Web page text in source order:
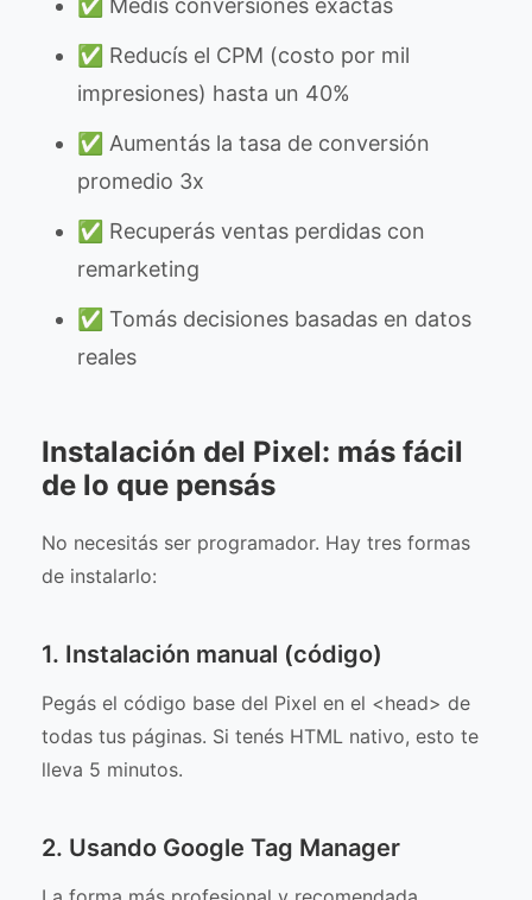
✅ Medís conversiones exactas
✅ Reducís el CPM (costo por mil
impresiones) hasta un 40%
✅ Aumentás la tasa de conversión
promedio 3x
✅ Recuperás ventas perdidas con
remarketing
✅ Tomás decisiones basadas en datos
reales
Instalación del Pixel: más fácil
de lo que pensás
No necesitás ser programador. Hay tres formas
de instalarlo:
1. Instalación manual (código)
Pegás el código base del Pixel en el <head> de
todas tus páginas. Si tenés HTML nativo, esto te
lleva 5 minutos.
2. Usando Google Tag Manager